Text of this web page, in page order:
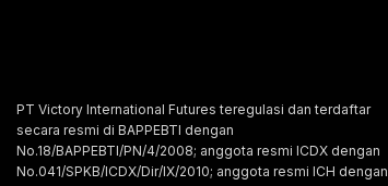
PT Victory International Futures teregulasi dan terdaftar
secara resmi di BAPPEBTI dengan
No.18/BAPPEBTI/PN/4/2008; anggota resmi ICDX dengan
No.041/SPKB/ICDX/Dir/IX/2010; anggota resmi ICH dengan